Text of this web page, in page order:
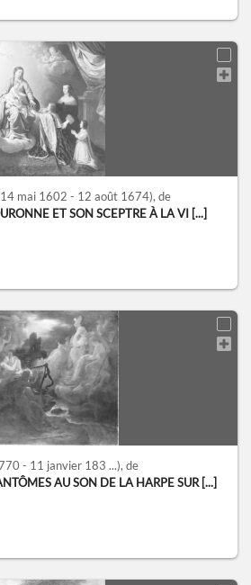
mai 1602 - 12 août 1674), de
ET SON SCEPTRE À LA VI [...]
- 11 janvier 183 ...), de
AU SON DE LA HARPE SUR [...]